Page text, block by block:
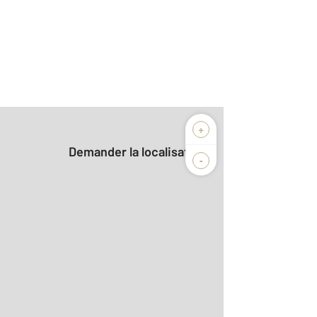
+
-
Demander la localisation